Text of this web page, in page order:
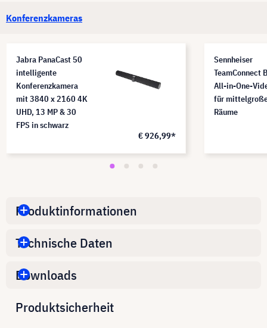
Konferenzkameras
Jabra PanaCast 50
intelligente
Konferenzkamera
mit 3840 x 2160 4K
UHD, 13 MP & 30
FPS in schwarz
€ 926,99*
Sennheiser
TeamConnect
All-in-One-
für
Räume
Produktinformationen
Technische Daten
Downloads
Produktsicherheit